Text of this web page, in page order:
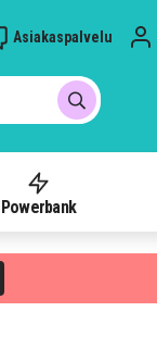
Asiakaspalvelu
Powerbank